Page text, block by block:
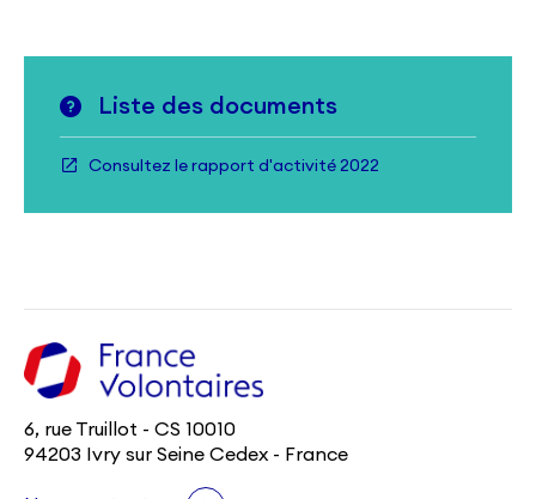
Liste des documents
Consultez le rapport d'activité 2022
6, rue Truillot - CS 10010
94203 Ivry sur Seine Cedex - France